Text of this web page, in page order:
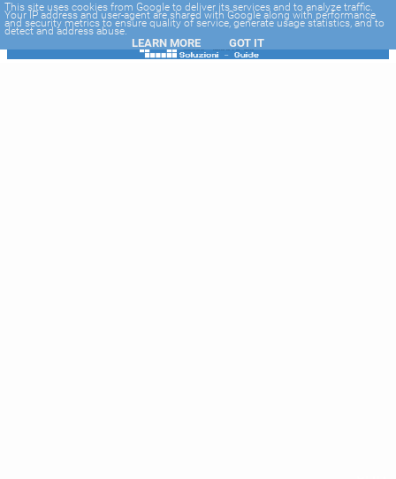
-->
This site uses cookies from Google to deliver its services and to analyze traffic.
Your IP address and user-agent are shared with Google along with performance
and security metrics to ensure quality of service, generate usage statistics, and to
detect and address abuse.
LEARN MORE GOT IT